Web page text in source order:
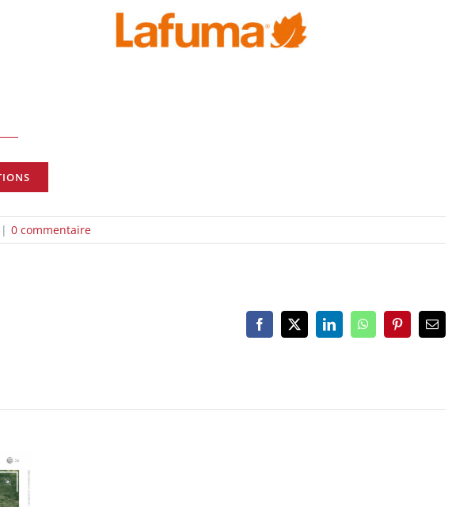
| 0 commentaire
Facebook
X LinkedInWhatsAppPinterestEmail